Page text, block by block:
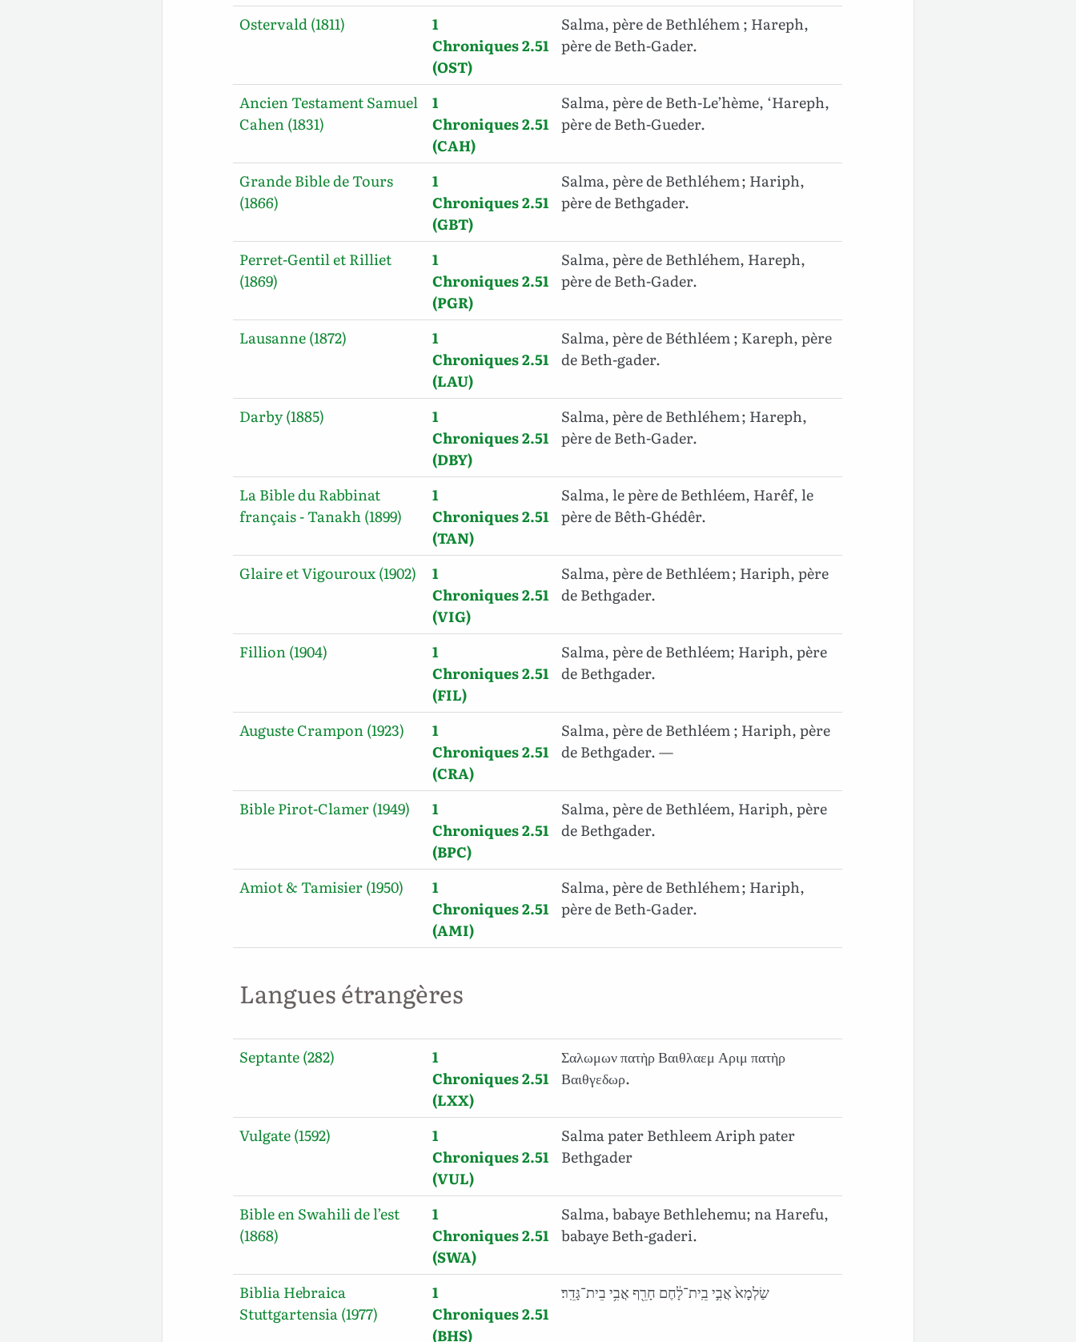
Ostervald (1811)
1
Chroniques 2.51
(OST)
Salma, père de Bethléhem ; Hareph,
père de Beth-Gader.
Ancien Testament Samuel
Cahen (1831)
1
Chroniques 2.51
(CAH)
Salma, père de Beth-Le’hème, ‘Hareph,
père de Beth-Gueder.
Grande Bible de Tours
(1866)
1
Chroniques 2.51
(GBT)
Salma, père de Bethléhem ; Hariph,
père de Bethgader.
Perret-Gentil et Rilliet
(1869)
1
Chroniques 2.51
(PGR)
Salma, père de Bethléhem, Hareph,
père de Beth-Gader.
Lausanne (1872)
1
Chroniques 2.51
(LAU)
Salma, père de Béthléem ; Kareph, père
de Beth-gader.
Darby (1885)
1
Chroniques 2.51
(DBY)
Salma, père de Bethléhem ; Hareph,
père de Beth-Gader.
La Bible du Rabbinat
français - Tanakh (1899)
1
Chroniques 2.51
(TAN)
Salma, le père de Bethléem, Harêf, le
père de Bêth-Ghédêr.
Glaire et Vigouroux (1902)
1
Chroniques 2.51
(VIG)
Salma, père de Bethléem ; Hariph, père
de Bethgader.
Fillion (1904)
1
Chroniques 2.51
(FIL)
Salma, père de Bethléem; Hariph, père
de Bethgader.
Auguste Crampon (1923)
1
Chroniques 2.51
(CRA)
Salma, père de Bethléem ; Hariph, père
de Bethgader. —
Bible Pirot-Clamer (1949)
1
Chroniques 2.51
(BPC)
Salma, père de Bethléem, Hariph, père
de Bethgader.
Amiot & Tamisier (1950)
1
Chroniques 2.51
(AMI)
Salma, père de Bethléhem ; Hariph,
père de Beth-Gader.
Langues étrangères
Septante (282)
1
Chroniques 2.51
(LXX)
Σαλωμων πατὴρ Βαιθλαεμ Αριμ πατὴρ
Βαιθγεδωρ.
Vulgate (1592)
1
Chroniques 2.51
(VUL)
Salma pater Bethleem Ariph pater
Bethgader
Bible en Swahili de l’est
(1868)
1
Chroniques 2.51
(SWA)
Salma, babaye Bethlehemu; na Harefu,
babaye Beth-gaderi.
Biblia Hebraica
Stuttgartensia (1977)
1
Chroniques 2.51
(BHS)
שַׂלְמָא֙ אֲבִ֣י בֵֽית־לָ֔חֶם חָרֵ֖ף אֲבִ֥י בֵית־גָּדֵֽר׃